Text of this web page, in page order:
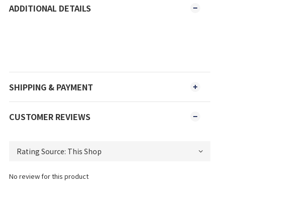
ADDITIONAL DETAILS
SHIPPING & PAYMENT
CUSTOMER REVIEWS
No review for this product